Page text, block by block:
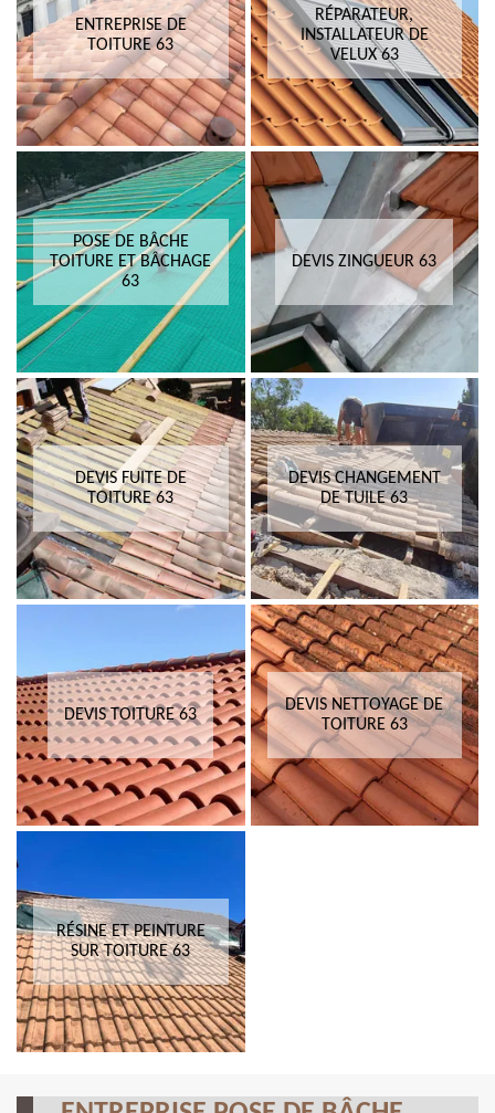
ENTREPRISE DE
TOITURE 63
RÉPARATEUR,
INSTALLATEUR DE
VELUX 63
POSE DE BÂCHE
TOITURE ET BÂCHAGE
63
DEVIS ZINGUEUR 63
DEVIS FUITE DE
TOITURE 63
DEVIS CHANGEMENT
DE TUILE 63
DEVIS TOITURE 63
DEVIS NETTOYAGE DE
TOITURE 63
RÉSINE ET PEINTURE
SUR TOITURE 63